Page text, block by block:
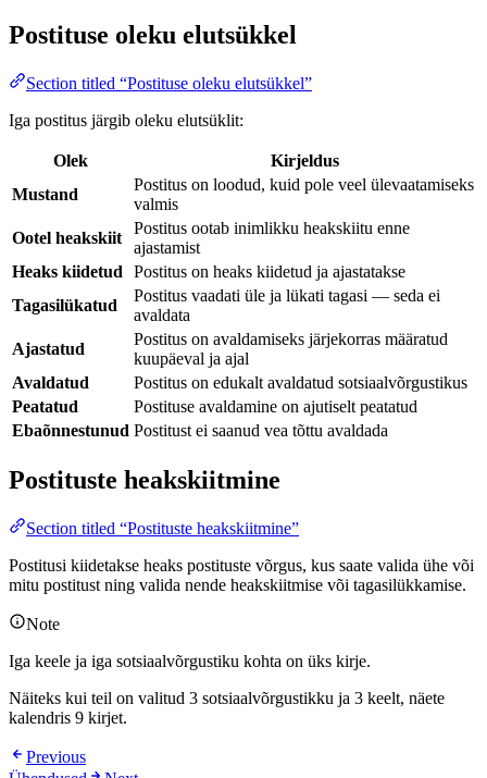
Postituse oleku elutsükkel
Section titled “Postituse oleku elutsükkel”
Iga postitus järgib oleku elutsüklit:
Olek
Kirjeldus
Mustand
Postitus on loodud, kuid pole veel ülevaatamiseks
valmis
Ootel heakskiit
Postitus ootab inimlikku heakskiitu enne
ajastamist
Heaks kiidetud
Postitus on heaks kiidetud ja ajastatakse
Tagasilükatud
Postitus vaadati üle ja lükati tagasi — seda ei
avaldata
Ajastatud
Postitus on avaldamiseks järjekorras määratud
kuupäeval ja ajal
Avaldatud
Postitus on edukalt avaldatud sotsiaalvõrgustikus
Peatatud
Postituse avaldamine on ajutiselt peatatud
Ebaõnnestunud Postitust ei saanud vea tõttu avaldada
Postituste heakskiitmine
Section titled “Postituste heakskiitmine”
Postitusi kiidetakse heaks postituste võrgus, kus saate valida ühe või
mitu postitust ning valida nende heakskiitmise või tagasilükkamise.
Note
Iga keele ja iga sotsiaalvõrgustiku kohta on üks kirje.
Näiteks kui teil on valitud 3 sotsiaalvõrgustikku ja 3 keelt, näete
kalendris 9 kirjet.
Previous